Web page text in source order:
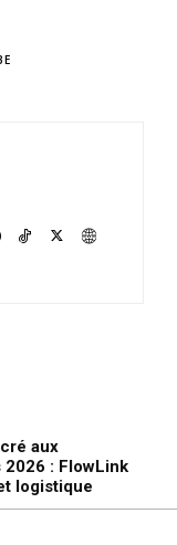
aux
: FlowLink
logistique